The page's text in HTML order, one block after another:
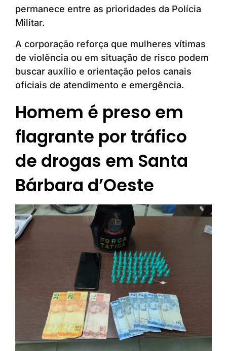
permanece entre as prioridades da Polícia
Militar.
A corporação reforça que mulheres vítimas
de violência ou em situação de risco podem
buscar auxílio e orientação pelos canais
oficiais de atendimento e emergência.
Homem é preso em
flagrante por tráfico
de drogas em Santa
Bárbara d’Oeste